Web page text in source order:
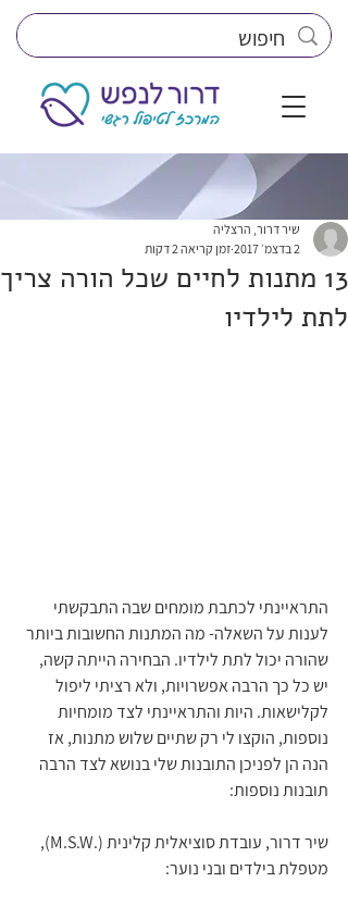
13 מתנות לחיים שכל הורה צריך
לתת לילדיו
שיר דרור, הרצליה
2 בדצמ׳ 2017
זמן קריאה 2 דקות
התראיינתי לכתבת מומחים שבה התבקשתי
לענות על השאלה- מה המתנות החשובות ביותר
שהורה יכול לתת לילדיו. הבחירה הייתה קשה,
יש כל כך הרבה אפשרויות, ולא רציתי ליפול
לקלישאות. היות והתראיינתי לצד מומחיות
נוספות, הוקצו לי רק שתיים שלוש מתנות, אז
הנה הן לפניכן התובנות שלי בנושא לצד הרבה
תובנות נוספות:
שיר דרור, עובדת סוציאלית קלינית (.M.S.W),
מטפלת בילדים ובני נוער: